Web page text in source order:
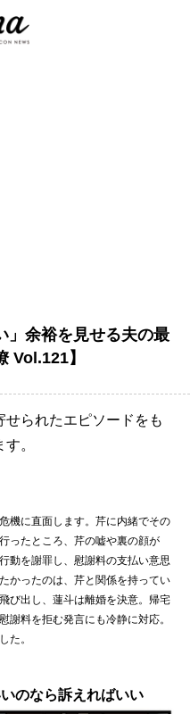
」余裕を見せる夫の最
Vol.121】
られたエピソードをも
。
機に直面します。芹に内緒でその
ったところ、芹の嘘や裏の顔が
動を謝罪し、慰謝料の支払い意思
かったのは、芹と関係を持ってい
び出し、蓮斗は離婚を決意。帰宅
謝料を拒む発言にも冷静に対応。
た。
のなら訴えればいい